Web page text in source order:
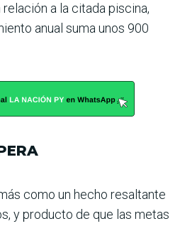
a la citada piscina,
anual suma unos 900
como un hecho resaltante
y producto de que las metas